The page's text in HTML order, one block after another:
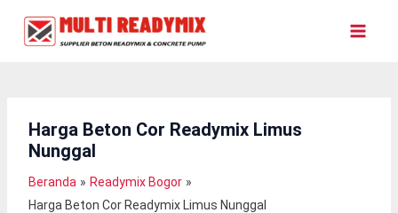
Harga Beton Cor Readymix Limus
Nunggal
Beranda
Readymix Bogor
Harga Beton Cor Readymix Limus Nunggal